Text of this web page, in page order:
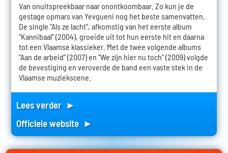
Van onuitspreekbaar naar onontkoombaar. Zo kun je de
gestage opmars van Yevgueni nog het beste samenvatten.
De single "Als ze lacht", afkomstig van het eerste album
"Kannibaal" (2004), groeide uit tot hun eerste hit en daarna
tot een Vlaamse klassieker. Met de twee volgende albums
"Aan de arbeid" (2007) en "We zijn hier nu toch" (2009) volgde
de bevestiging en veroverde de band een vaste stek in de
Vlaamse muziekscene.
Lees verder ►
Officiele website ►